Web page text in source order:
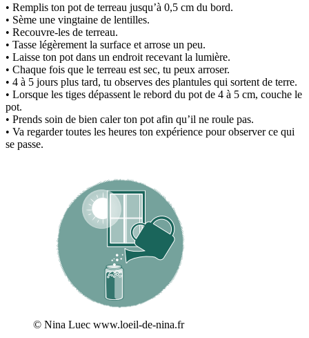
• Remplis ton pot de terreau jusqu’à 0,5 cm du bord.
• Sème une vingtaine de lentilles.
• Recouvre-les de terreau.
• Tasse légèrement la surface et arrose un peu.
• Laisse ton pot dans un endroit recevant la lumière.
• Chaque fois que le terreau est sec, tu peux arroser.
• 4 à 5 jours plus tard, tu observes des plantules qui sortent de terre.
• Lorsque les tiges dépassent le rebord du pot de 4 à 5 cm, couche le
pot.
• Prends soin de bien caler ton pot afin qu’il ne roule pas.
• Va regarder toutes les heures ton expérience pour observer ce qui
se passe.
© Nina Luec www.loeil-de-nina.fr